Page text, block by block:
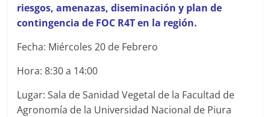
riesgos, amenazas, diseminación y plan de
contingencia de FOC R4T en la región.
Fecha: Miércoles 20 de Febrero
Hora: 8:30 a 14:00
Lugar: Sala de Sanidad Vegetal de la Facultad de
Agronomía de la Universidad Nacional de Piura